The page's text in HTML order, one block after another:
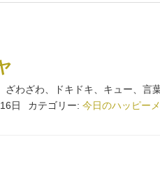
ざわざわ、ドキドキ、キュー、
日
カテゴリー: 今日のハッピー